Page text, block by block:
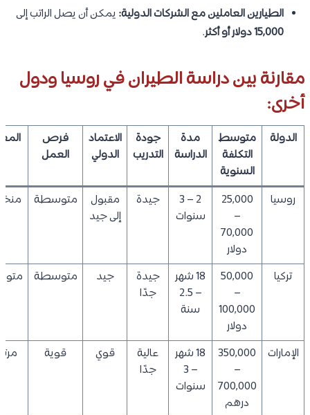
الطيارين العاملين مع الشركات الدولية: يمكن أن يصل الراتب إلى
15,000 دولار أو أكثر
.
مقارنة بين دراسة الطيران في روسيا ودول
أخرى:
الدولة
متوسط
التكلفة
السنوية
مدة
الدراسة
جودة
التدريب
الاعتماد
الدولي
فرص
العمل
روسيا
25,000
–
70,000
دولار
2 – 3
سنوات
جيدة
مقبول
إلى جيد
متوسطة
تركيا
50,000
–
100,000
دولار
18 شهر
– 2.5
سنة
جيدة
جدًا
جيد متوسطة
الإمارات
350,000
–
700,000
درهم
18 شهر
– 3
سنوات
عالية
جدًا
قوي قوية